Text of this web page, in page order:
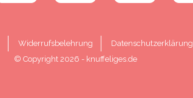
Widerrufsbelehrung
Datenschutzerklärung
© Copyright 2026 - knuffeliges.de